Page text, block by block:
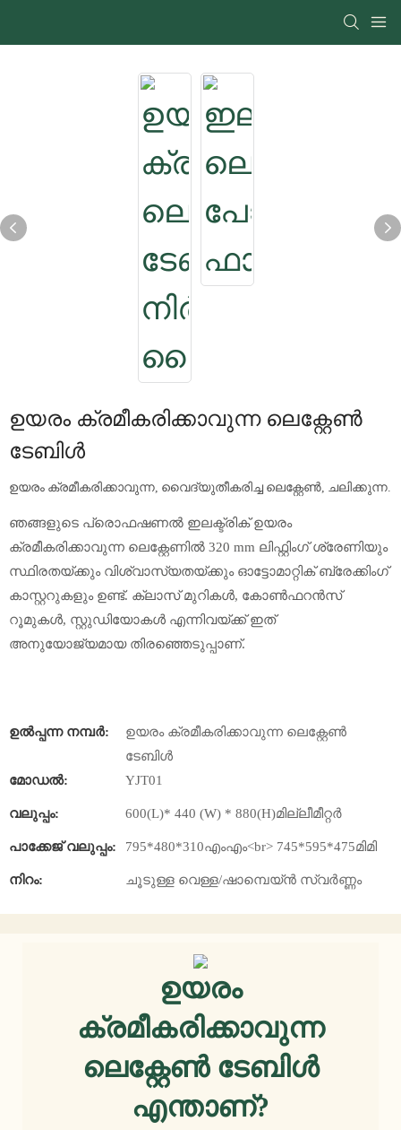
ഉയരം ക്രമീകരിക്കാവുന്ന ലെക്റ്റേൺ
ടേബിൾ
ഉയരം ക്രമീകരിക്കാവുന്ന, വൈദ്യുതീകരിച്ച ലെക്റ്റേൺ, ചലിക്കുന്ന.
ഞങ്ങളുടെ പ്രൊഫഷണൽ ഇലക്ട്രിക് ഉയരം
ക്രമീകരിക്കാവുന്ന ലെക്റ്റേണിൽ 320 mm ലിഫ്റ്റിംഗ് ശ്രേണിയും
സ്ഥിരതയ്ക്കും വിശ്വാസ്യതയ്ക്കും ഓട്ടോമാറ്റിക് ബ്രേക്കിംഗ്
കാസ്റ്ററുകളും ഉണ്ട്. ക്ലാസ് മുറികൾ, കോൺഫറൻസ്
റൂമുകൾ, സ്റ്റുഡിയോകൾ എന്നിവയ്ക്ക് ഇത്
അനുയോജ്യമായ തിരഞ്ഞെടുപ്പാണ്.
ഉൽപ്പന്ന നമ്പർ:
ഉയരം ക്രമീകരിക്കാവുന്ന ലെക്റ്റേൺ
ടേബിൾ
മോഡൽ:
YJT01
വലുപ്പം: 600(L)* 440 (W) * 880(H)മില്ലീമീറ്റർ
പാക്കേജ് വലുപ്പം: 795*480*310എംഎം<br> 745*595*475മിമി
നിറം: ചൂടുള്ള വെള്ള/ഷാമ്പെയ്ൻ സ്വർണ്ണം
ഉയരം
ക്രമീകരിക്കാവുന്ന
ലെക്റ്റേൺ ടേബിൾ
എന്താണ്?